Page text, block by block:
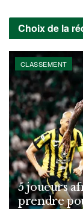
Choix de la
CLASSEMENT
5 joueurs
prendre